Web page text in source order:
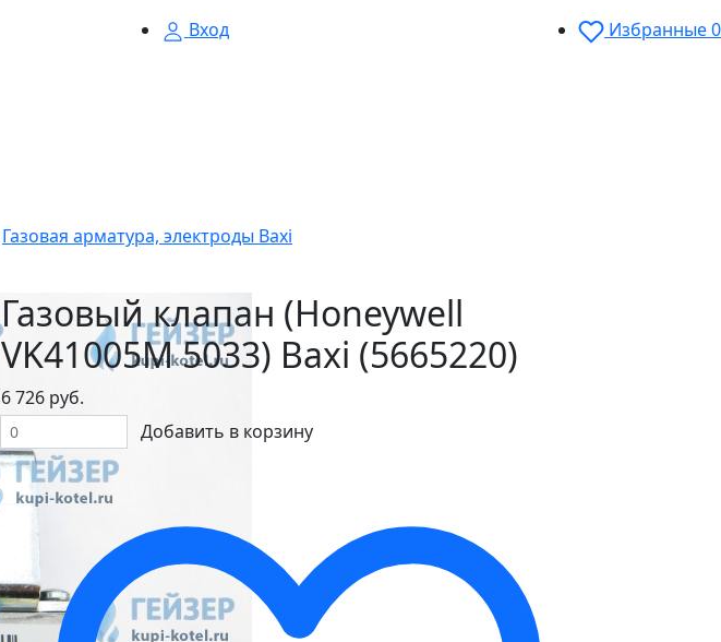
Вход Избранные0
Газовая арматура, электроды Baxi
Газовый клапан (Honeywell
VK41005M 5033) Baxi (5665220)
6 726 руб.
Добавить в корзину